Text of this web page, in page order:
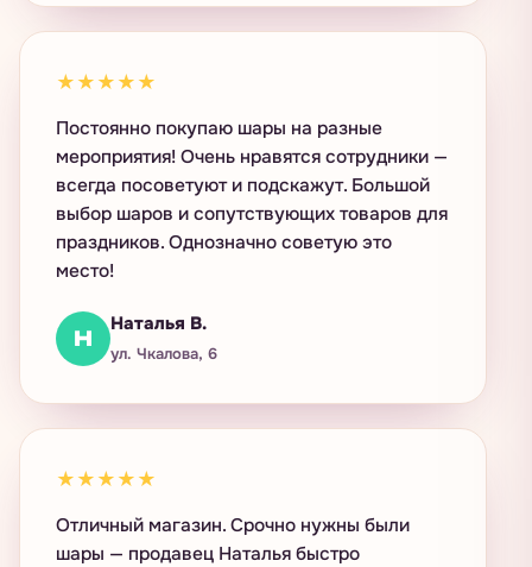
★★★★★
Постоянно покупаю шары на разные
мероприятия! Очень нравятся сотрудники —
всегда посоветуют и подскажут. Большой
выбор шаров и сопутствующих товаров для
праздников. Однозначно советую это
место!
Н
Наталья В.
ул. Чкалова, 6
★★★★★
Отличный магазин. Срочно нужны были
шары — продавец Наталья быстро